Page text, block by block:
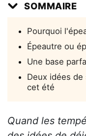
SOMMAIRE
Pourquoi
Épeautre ou
Une base
Deux idées
cet été
Quand les